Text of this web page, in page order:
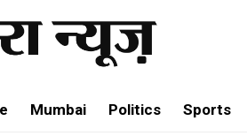
Mumbai Politics Sports